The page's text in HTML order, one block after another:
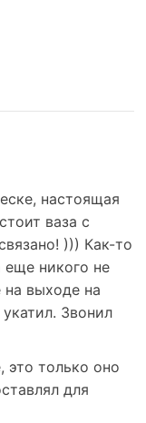
настоящая
ваза с
))) Как-то
еще никого не
выходе на
Звонил
это только оно
для